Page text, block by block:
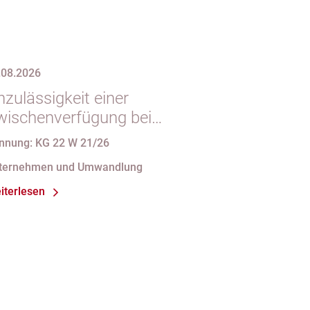
einer
bei
an die
einer eGbR im
KG 22 W 21/26
und Umwandlung